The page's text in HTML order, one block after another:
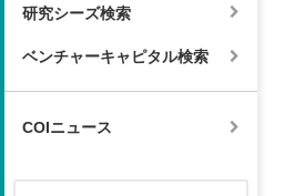
研究シーズ検索
ベンチャーキャピタル検索
COIニュース